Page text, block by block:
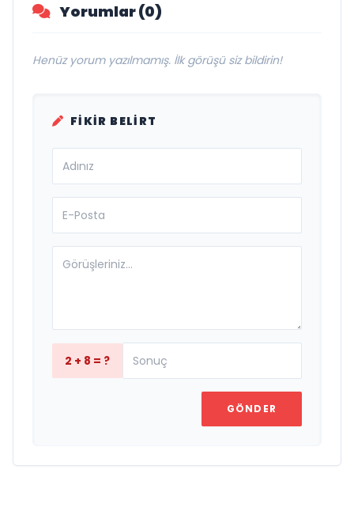
Yorumlar (0)
Henüz yorum yazılmamış. İlk görüşü siz bildirin!
FIKIR BELIRT
2 + 8 = ?
GÖNDER